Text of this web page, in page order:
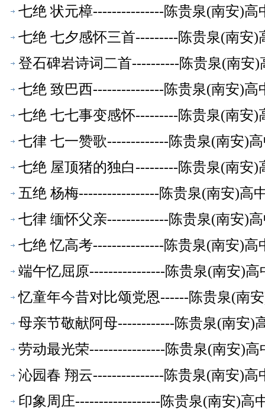
七绝 状元樟---------------陈贵泉(南安)高
七绝 七夕感怀三首---------陈贵泉(南安)
登石碑岩诗词二首----------陈贵泉(南安)
七绝 致巴西---------------陈贵泉(南安)高
七绝 七七事变感怀---------陈贵泉(南安)
七律 七一赞歌-------------陈贵泉(南安)
七绝 屋顶猪的独白---------陈贵泉(南安)
五绝 杨梅-----------------陈贵泉(南安)高
七律 缅怀父亲-------------陈贵泉(南安)
七绝 忆高考---------------陈贵泉(南安)高
端午忆屈原----------------陈贵泉(南安)高
忆童年今昔对比颂党恩------陈贵泉(南
母亲节敬献阿母------------陈贵泉(南安)
劳动最光荣----------------陈贵泉(南安)高
沁园春 翔云---------------陈贵泉(南安)高
印象周庄------------------陈贵泉(南安)高